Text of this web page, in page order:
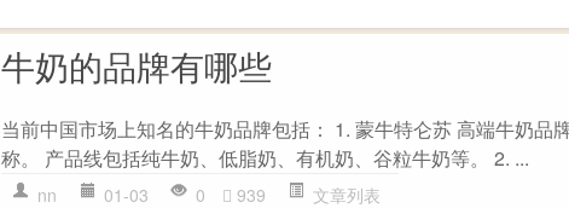
牛奶的品牌有哪些
当前中国市场上知名的牛奶品牌包括： 1. 蒙牛特仑苏 高端牛奶品
称。 产品线包括纯牛奶、低脂奶、有机奶、谷粒牛奶等。 2. ...
nn 01-03 0 939 文章列表